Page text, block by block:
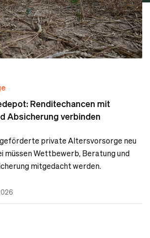
Renditechancen mit
Absicherung verbinden
private Altersvorsorge neu
müssen Wettbewerb, Beratung und
mitgedacht werden.